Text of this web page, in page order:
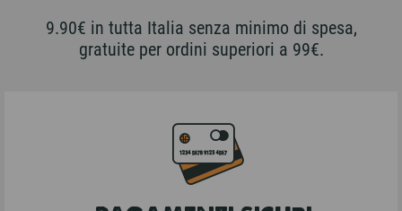
9.90€ in tutta Italia senza minimo di spesa,
gratuite per ordini superiori a 99€.